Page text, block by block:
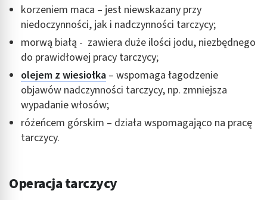
korzeniem maca – jest niewskazany przy
niedoczynności, jak i nadczynności tarczycy;
morwą białą - zawiera duże ilości jodu, niezbędnego
do prawidłowej pracy tarczycy;
olejem z wiesiołka – wspomaga łagodzenie
objawów nadczynności tarczycy, np. zmniejsza
wypadanie włosów;
różeńcem górskim – działa wspomagająco na pracę
tarczycy.
Operacja tarczycy